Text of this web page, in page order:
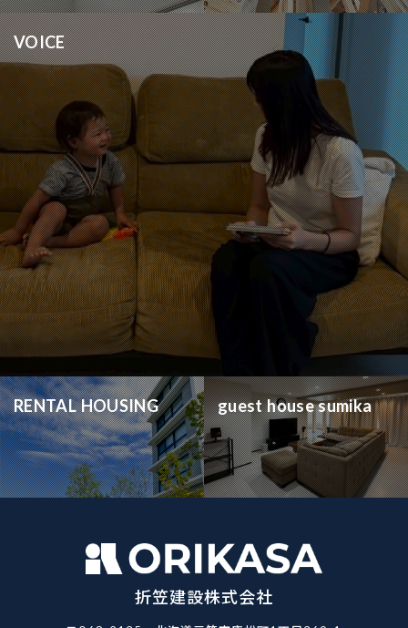
VOICE
RENTAL HOUSING guest house sumika
折笠建設株式会社